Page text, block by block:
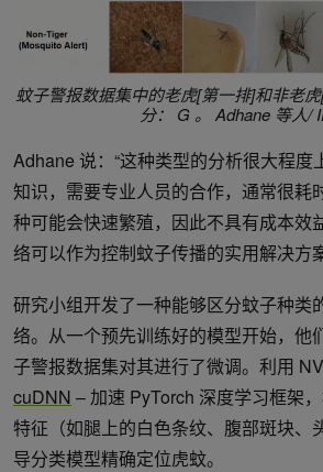
蚊子警报数据集中的老虎[第一排]和非老
分： G 。 Adhane 等人/
Adhane 说：“这种类型的分析很大程度
知识，需要专业人员的合作，通常很耗
种可能会快速繁殖，因此不具有成本效
络可以作为控制蚊子传播的实用解决方
研究小组开发了一种能够区分蚊子种类
络。从一个预先训练好的模型开始，他
子警报数据集对其进行了微调。利用
cuDNN – 加速 PyTorch 深度学习框架
特征（如腿上的白色条纹、腹部斑块、
导分类模型精确定位虎蚊。